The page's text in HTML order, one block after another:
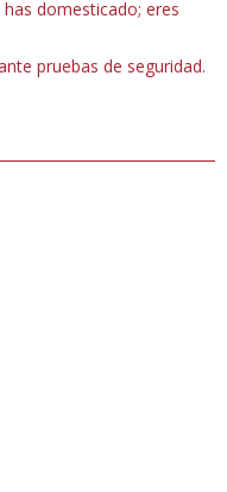
domesticado; eres
pruebas de seguridad.